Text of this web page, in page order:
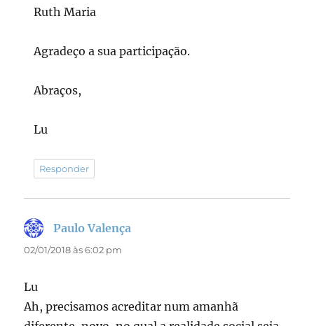
Ruth Maria
Agradeço a sua participação.
Abraços,
Lu
Responder
Paulo Valença
02/01/2018 às 6:02 pm
Lu
Ah, precisamos acreditar num amanhã